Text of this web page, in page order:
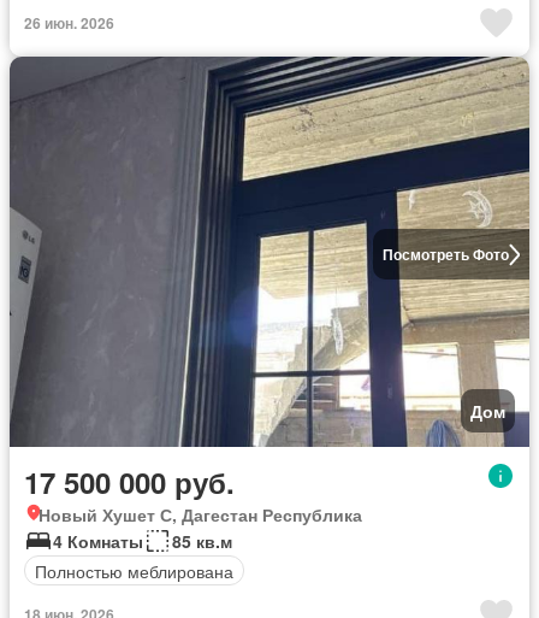
26 июн. 2026
Посмотреть Фото
Дом
17 500 000 руб.
Новый Хушет С, Дагестан Республика
4 Комнаты
85 кв.м
Полностью меблирована